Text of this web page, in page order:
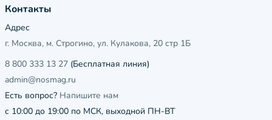
Контакты
Адрес
г. Москва, м. Строгино, ул. Кулакова, 20 стр 1Б
8 800 333 13 27 (Бесплатная линия)
admin@nosmag.ru
Есть вопрос? Напишите нам
с 10:00 до 19:00 по МСК, выходной ПН-ВТ